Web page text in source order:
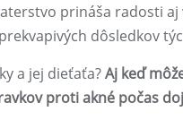
prináša radosti aj
dôsledkov
a jej dieťaťa?Aj keď
proti akné počas